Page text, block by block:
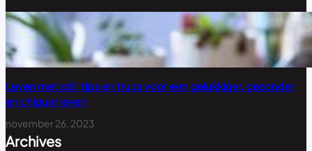
Leven met stijl: tips en trucs voor een gelukkiger, gezonder
en chiquer leven
november 26, 2023
Archives